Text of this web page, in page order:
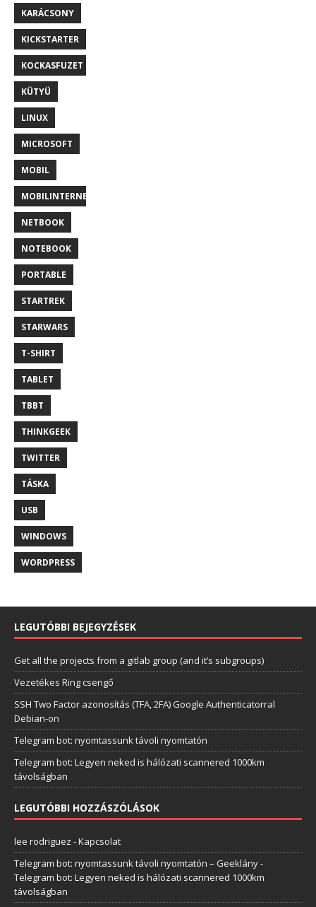
KARÁCSONY
KICKSTARTER
KOCKASFUZET
KÜTYÜ
LINUX
MICROSOFT
MOBIL
MOBILINTERNET
NETBOOK
NOTEBOOK
PORTABLE
STARTREK
STARWARS
T-SHIRT
TABLET
TBBT
THINKGEEK
TWITTER
TÁSKA
USB
WINDOWS
WORDPRESS
LEGUTÓBBI BEJEGYZÉSEK
Get all the projects from a gitlab group (and it’s subgroups)
Vezetékes Ring csengő
SSH Two Factor azonosítás (TFA, 2FA) Google Authenticatorral
Debian-on
Telegram bot: nyomtassunk távoli nyomtatón
Telegram bot: Legyen neked is hálózati scannered 1000km
távolságban
LEGUTÓBBI HOZZÁSZÓLÁSOK
lee rodriguez -Kapcsolat
Telegram bot: nyomtassunk távoli nyomtatón – Geeklány-
Telegram bot: Legyen neked is hálózati scannered 1000km
távolságban